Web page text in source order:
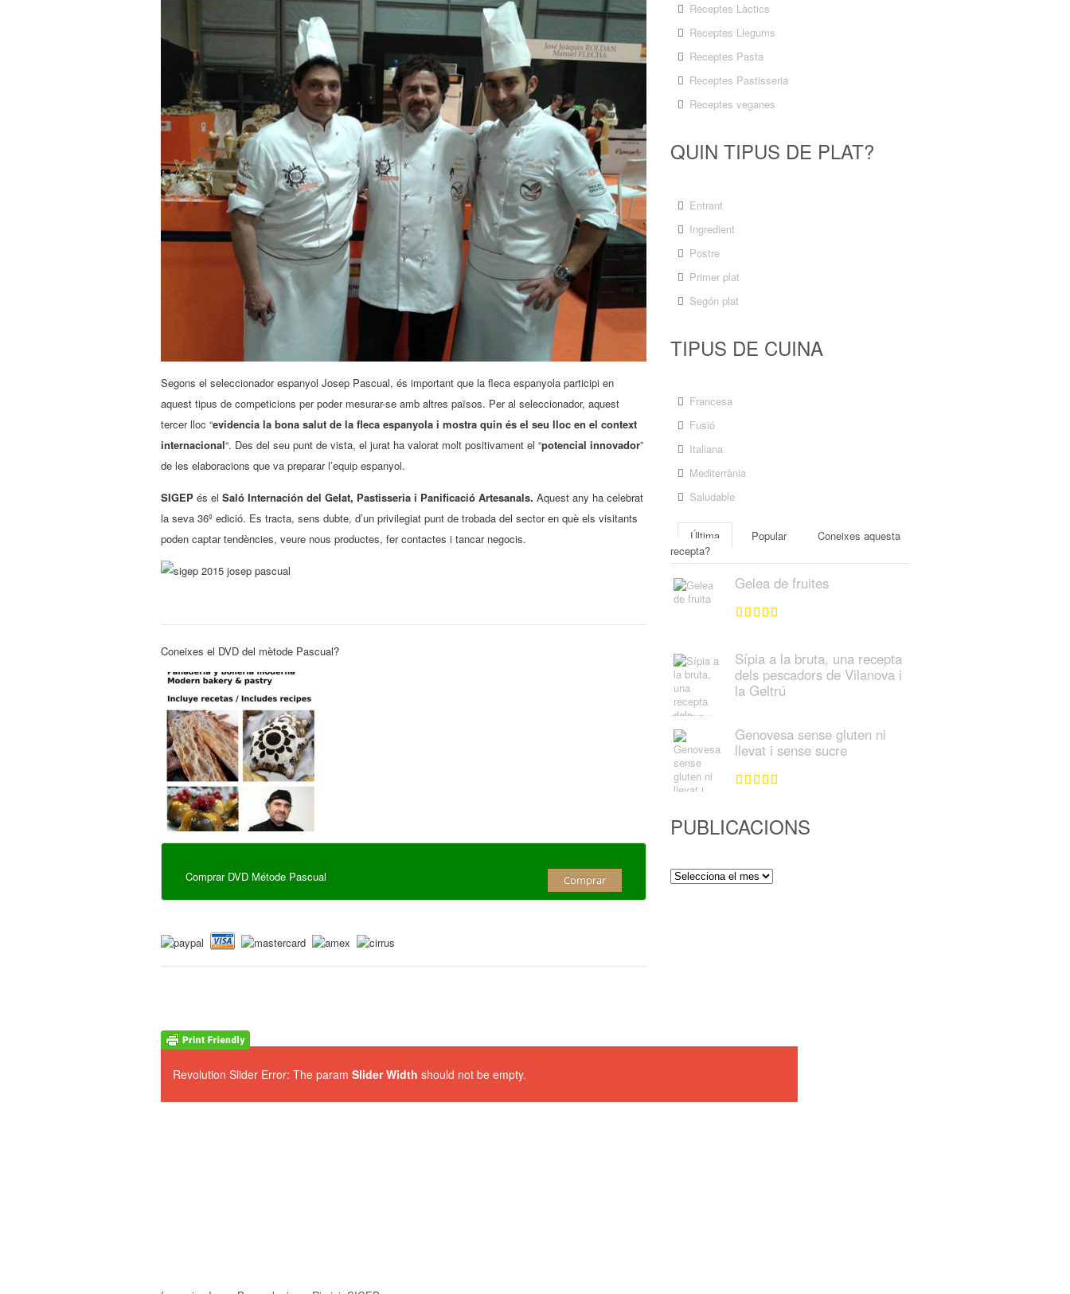
Segons el seleccionador espanyol Josep Pascual, és important que la fleca espanyola participi en
aquest tipus de competicions per poder mesurar-se amb altres països. Per al seleccionador, aquest
tercer lloc “evidencia la bona salut de la fleca espanyola i mostra quin és el seu lloc en el context
internacional“. Des del seu punt de vista, el jurat ha valorat molt positivament el “potencial innovador”
de les elaboracions que va preparar l’equip espanyol.
SIGEP és el Saló Internación del Gelat, Pastisseria i Panificació Artesanals. Aquest any ha celebrat
la seva 36º edició. Es tracta, sens dubte, d’un privilegiat punt de trobada del sector en què els visitants
poden captar tendències, veure nous productes, fer contactes i tancar negocis.
Coneixes el DVD del mètode Pascual?
Comprar DVD Métode Pascual Comprar
Revolution Slider Error: The param Slider Width should not be empty.
Receptes Làctics
Receptes Llegums
Receptes Pasta
Receptes Pastisseria
Receptes veganes
QUIN TIPUS DE PLAT?
Entrant
Ingredient
Postre
Primer plat
Segón plat
TIPUS DE CUINA
Francesa
Fusió
Italiana
Mediterrània
Saludable
Última Popular
Coneixes aquesta
recepta?
Gelea de fruites
Sípia a la bruta, una recepta
dels pescadors de Vilanova i
la Geltrú
Genovesa sense gluten ni
llevat i sense sucre
PUBLICACIONS
Publicacions